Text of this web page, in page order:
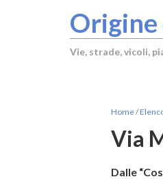
Origine
Vie, strade, vicoli,
Home/
Via
Dalle